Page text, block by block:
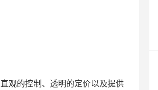
观的控制、透明的定价以及提供